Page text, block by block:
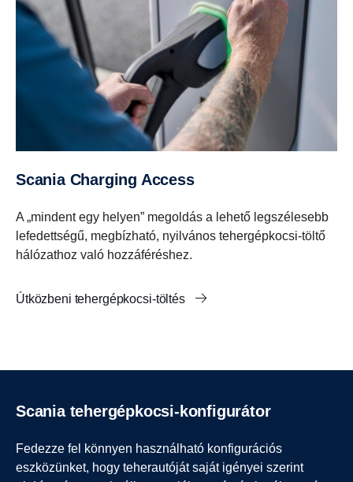
Scania Charging Access
A „mindent egy helyen” megoldás a lehető legszélesebb
lefedettségű, megbízható, nyilvános tehergépkocsi-töltő
hálózathoz való hozzáféréshez.
Útközbeni tehergépkocsi-töltés
Scania tehergépkocsi-konfigurátor
Fedezze fel könnyen használható konfigurációs
eszközünket, hogy teherautóját saját igényei szerint